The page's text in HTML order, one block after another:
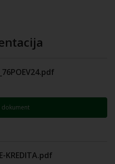
dokument
KREDITA.pdf